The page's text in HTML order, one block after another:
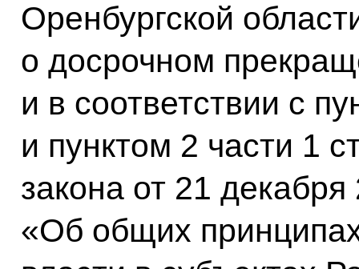
Оренбургской
о досрочном
и в соответствии с
и пунктом 2 части 1
закона от 21
«Об общих